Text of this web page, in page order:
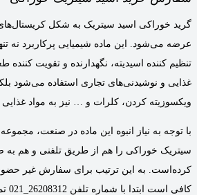
گرید خوراکی اسید سیتریک به شکل
عرضه می‌شود. این ماده شیمیایی پرکاربرد نه‌
تنظیم کننده اسیدیته، نگهدارنده و تقویت کننده
غذایی و نوشیدنی‌های تجاری استفاده می‌شود
ویکسوزیته کردن، کلرات و … نیز به مواد
با توجه به نیاز انبوه این ماده در صنعت،
سیتریک خوراکی را هم از طریق تلفنی و هم به
کرده‌است. به این ترتیب برای سفارش غیر